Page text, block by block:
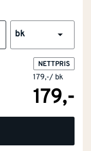
bk
NETTPRIS
179,-/ bk
179,-